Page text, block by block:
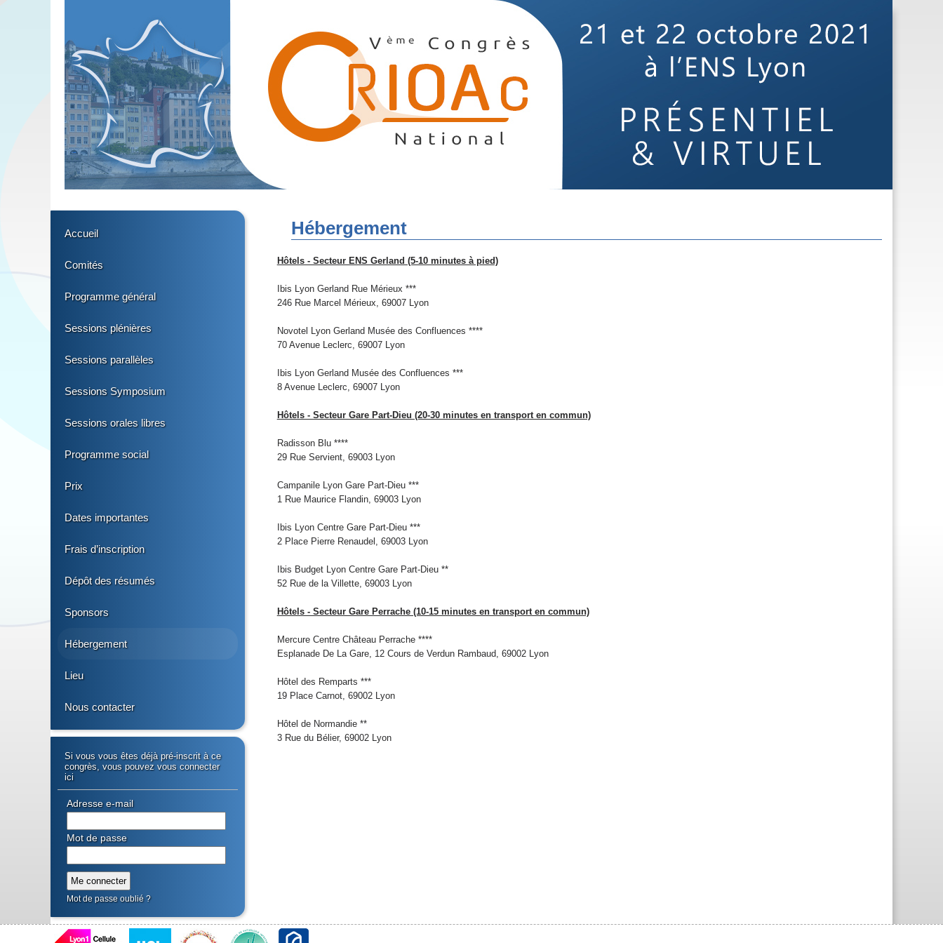
Accueil
Comités
Programme général
Sessions plénières
Sessions parallèles
Sessions Symposium
Sessions orales libres
Programme social
Prix
Dates importantes
Frais d’inscription
Dépôt des résumés
Sponsors
Hébergement
Lieu
Nous contacter
Si vous vous êtes déjà pré-inscrit à ce
congrès, vous pouvez vous connecter
ici
Mot de passe oublié ?
Adresse e-mail
Mot de passe
Hébergement
Hôtels - Secteur ENS Gerland (5-10 minutes à pied)
Ibis Lyon Gerland Rue Mérieux ***
246 Rue Marcel Mérieux, 69007 Lyon
Novotel Lyon Gerland Musée des Confluences ****
70 Avenue Leclerc, 69007 Lyon
Ibis Lyon Gerland Musée des Confluences ***
8 Avenue Leclerc, 69007 Lyon
Hôtels - Secteur Gare Part-Dieu (20-30 minutes en transport en commun)
Radisson Blu ****
29 Rue Servient, 69003 Lyon
Campanile Lyon Gare Part-Dieu ***
1 Rue Maurice Flandin, 69003 Lyon
Ibis Lyon Centre Gare Part-Dieu ***
2 Place Pierre Renaudel, 69003 Lyon
Ibis Budget Lyon Centre Gare Part-Dieu **
52 Rue de la Villette, 69003 Lyon
Hôtels - Secteur Gare Perrache (10-15 minutes en transport en commun)
Mercure Centre Château Perrache ****
Esplanade De La Gare, 12 Cours de Verdun Rambaud, 69002 Lyon
Hôtel des Remparts ***
19 Place Carnot, 69002 Lyon
Hôtel de Normandie **
3 Rue du Bélier, 69002 Lyon